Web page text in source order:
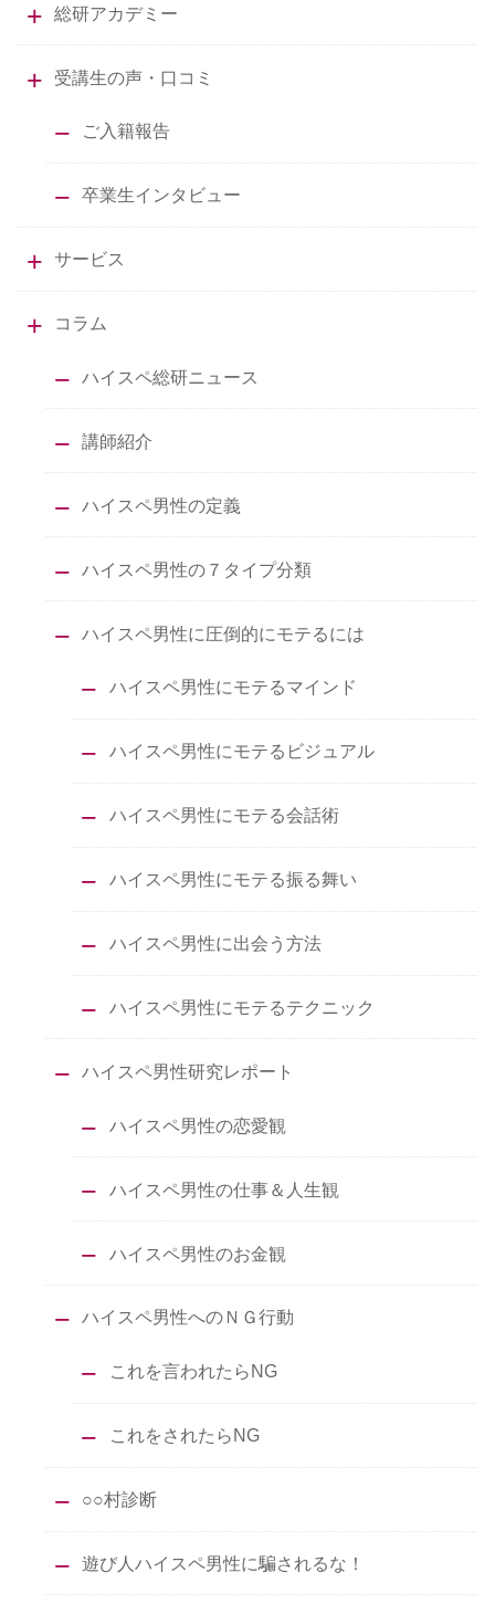
総研アカデミー
受講生の声・口コミ
ご入籍報告
卒業生インタビュー
サービス
コラム
ハイスペ総研ニュース
講師紹介
ハイスペ男性の定義
ハイスペ男性の７タイプ分類
ハイスペ男性に圧倒的にモテるには
ハイスペ男性にモテるマインド
ハイスペ男性にモテるビジュアル
ハイスペ男性にモテる会話術
ハイスペ男性にモテる振る舞い
ハイスペ男性に出会う方法
ハイスペ男性にモテるテクニック
ハイスペ男性研究レポート
ハイスペ男性の恋愛観
ハイスペ男性の仕事＆人生観
ハイスペ男性のお金観
ハイスペ男性へのＮＧ行動
これを言われたらNG
これをされたらNG
○○村診断
遊び人ハイスペ男性に騙されるな！